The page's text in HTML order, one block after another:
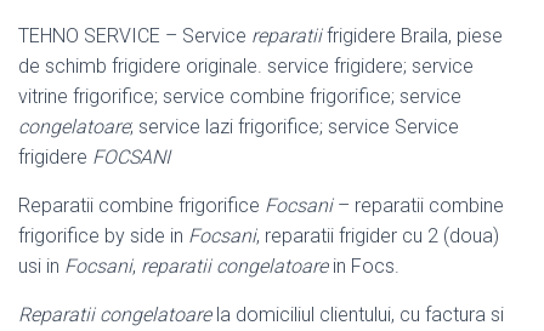
TEHNO SERVICE – Service reparatiifrigidere Braila, piese
de schimb frigidere originale. service frigidere; service
vitrine frigorifice; service combine frigorifice; service
congelatoare; service lazi frigorifice; service Service
frigidere FOCSANI
Reparatii combine frigorifice Focsani– reparatii combine
frigorifice by side in Focsani, reparatii frigider cu 2 (doua)
usi in Focsani, reparatii congelatoarein Focs.
Reparatii congelatoarela domiciliul clientului, cu factura si